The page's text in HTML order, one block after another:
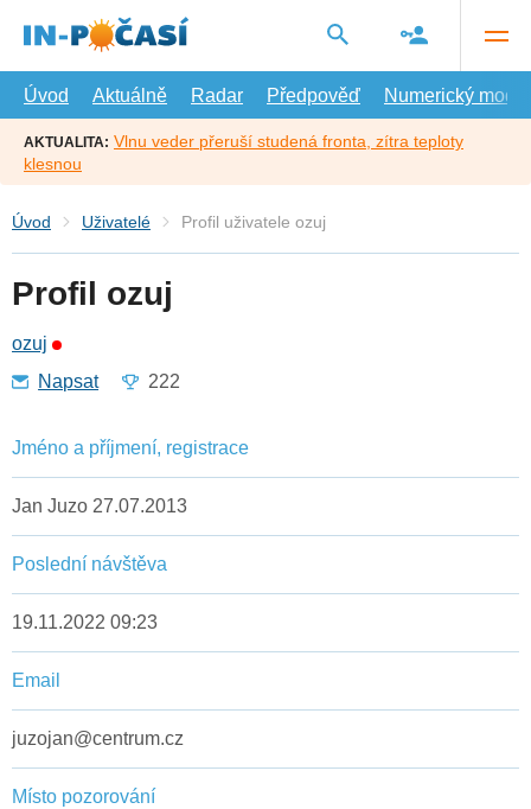
hlavní
Úvod
Aktuálně Radar Předpověď Numerický model
AKTUALITA: Vlnu veder přeruší studená fronta, zítra teploty
klesnou
Úvod Uživatelé Profil uživatele ozuj
Profil ozuj
ozuj
Napsat
222
Jméno a příjmení, registrace
Jan Juzo 27.07.2013
Poslední návštěva
19.11.2022 09:23
Email
juzojan@centrum.cz
Místo pozorování